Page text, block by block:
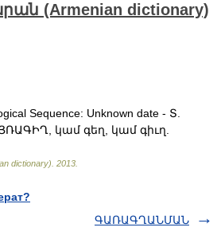
(Armenian dictionary)
Sequence: Unknown date - Տ.
կամ գեղ, կամ գիւղ.
dictionary) 2013
ԳԱՌԱԳՂԱՆՄԱՆ